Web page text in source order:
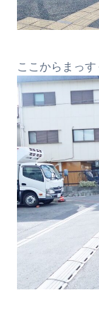
ここからまっす